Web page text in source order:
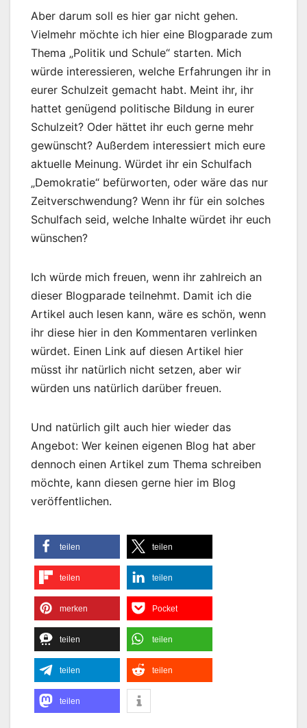
Aber darum soll es hier gar nicht gehen.
Vielmehr möchte ich hier eine Blogparade zum
Thema „Politik und Schule“ starten. Mich
würde interessieren, welche Erfahrungen ihr in
eurer Schulzeit gemacht habt. Meint ihr, ihr
hattet genügend politische Bildung in eurer
Schulzeit? Oder hättet ihr euch gerne mehr
gewünscht? Außerdem interessiert mich eure
aktuelle Meinung. Würdet ihr ein Schulfach
„Demokratie“ befürworten, oder wäre das nur
Zeitverschwendung? Wenn ihr für ein solches
Schulfach seid, welche Inhalte würdet ihr euch
wünschen?
Ich würde mich freuen, wenn ihr zahlreich an
dieser Blogparade teilnehmt. Damit ich die
Artikel auch lesen kann, wäre es schön, wenn
ihr diese hier in den Kommentaren verlinken
würdet. Einen Link auf diesen Artikel hier
müsst ihr natürlich nicht setzen, aber wir
würden uns natürlich darüber freuen.
Und natürlich gilt auch hier wieder das
Angebot: Wer keinen eigenen Blog hat aber
dennoch einen Artikel zum Thema schreiben
möchte, kann diesen gerne hier im Blog
veröffentlichen.
teilen teilen
teilen teilen
merken Pocket
teilen teilen
teilen teilen
teilen